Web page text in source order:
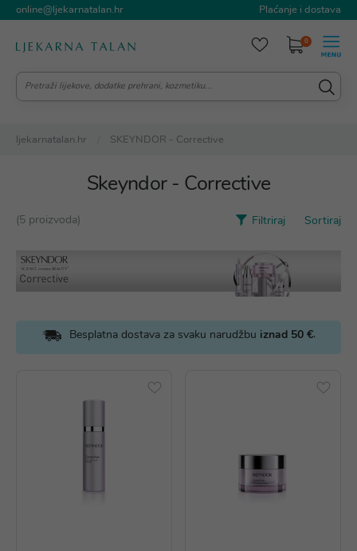
online@ljekarnatalan.hr Plaćanje i dostava
0
ljekarnatalan.hr SKEYNDOR - Corrective
Skeyndor - Corrective
(5 proizvoda) Filtriraj Sortiraj
Besplatna dostava za svaku narudžbu iznad 50 €.